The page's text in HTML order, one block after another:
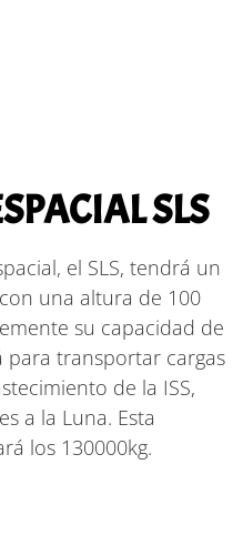
SLS
el SLS, tendrá un
una altura de 100
su capacidad de
para transportar cargas
de la ISS,
a la Luna. Esta
los 130000kg.